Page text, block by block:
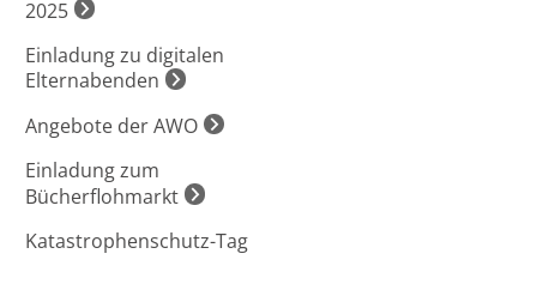
2025
Einladung zu digitalen
Elternabenden
Angebote der AWO
Einladung zum
Bücherflohmarkt
Katastrophenschutz-Tag